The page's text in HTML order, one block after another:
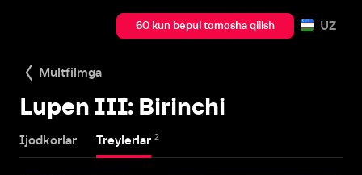
60 kun bepul tomosha qilish UZ
Multfilmga
Lupen III: Birinchi
Ijodkorlar Treylerlar 2